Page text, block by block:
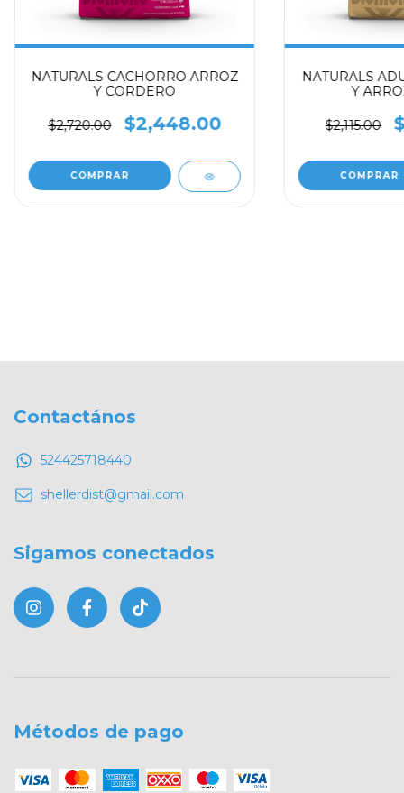
NATURALS CACHORRO ARROZ
Y CORDERO
$2,720.00 $2,448.00
COMPRAR
NATURALS
Y
$2,115.00
COMPRAR
Contactános
524425718440
shellerdist@gmail.com
Sigamos conectados
Métodos de pago